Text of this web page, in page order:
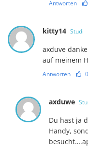
Antworten
kitty14 Studi
axduve
auf meinem
Antworten 0
axduwe
Du hast ja
Handy,